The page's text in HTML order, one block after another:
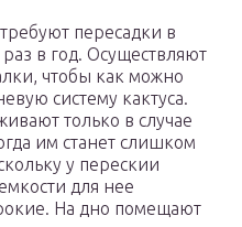
пересадки в
в год. Осуществляют
чтобы как можно
систему кактуса.
только в случае
им станет слишком
у перескии
для нее
На дно помещают